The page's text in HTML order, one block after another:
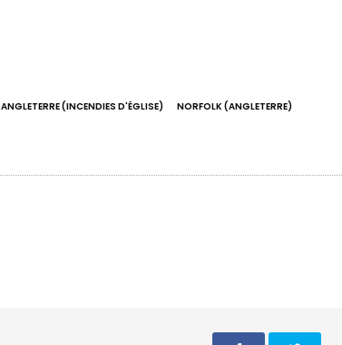
ANGLETERRE (INCENDIES D'ÉGLISE)
NORFOLK (ANGLETERRE)